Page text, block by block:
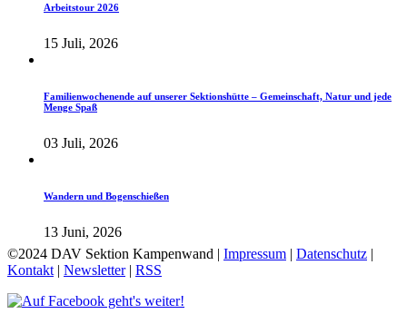
Arbeitstour 2026
15 Juli, 2026
Familienwochenende auf unserer Sektionshütte – Gemeinschaft, Natur und jede
Menge Spaß
03 Juli, 2026
Wandern und Bogenschießen
13 Juni, 2026
©2024 DAV Sektion Kampenwand | Impressum | Datenschutz |
Kontakt | Newsletter| RSS